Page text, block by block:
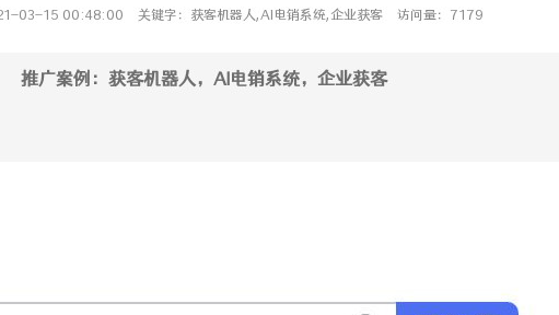
03-15 00:48:00 关键字：获客机器人,AI电销系统,企业获客 访问量：7179
推广案例：获客机器人，AI电销系统，企业获客